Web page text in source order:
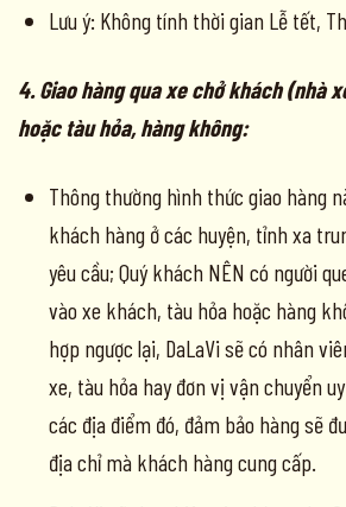
Lưu ý: Không tính thời gian Lễ tết,
4. Giao hàng qua xe chở khách (nhà
hoặc tàu hỏa, hàng không:
Thông thường hình thức giao hàng
khách hàng ở các huyện, tỉnh xa
yêu cầu; Quý khách NÊN có người
vào xe khách, tàu hỏa hoặc hàng
hợp ngược lại, DaLaVi sẽ có nhân
xe, tàu hỏa hay đơn vị vận chuyển
các địa điểm đó, đảm bảo hàng sẽ
địa chỉ mà khách hàng cung cấp.